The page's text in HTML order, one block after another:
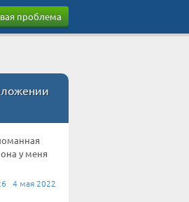
проблема
у меня
4 мая 2022